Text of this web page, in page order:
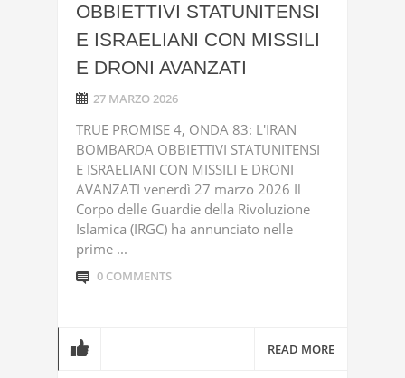
OBBIETTIVI STATUNITENSI
E ISRAELIANI CON MISSILI
E DRONI AVANZATI
27 MARZO 2026
TRUE PROMISE 4, ONDA 83: L'IRAN
BOMBARDA OBBIETTIVI STATUNITENSI
E ISRAELIANI CON MISSILI E DRONI
AVANZATI venerdì 27 marzo 2026 Il
Corpo delle Guardie della Rivoluzione
Islamica (IRGC) ha annunciato nelle
prime ...
0 COMMENTS
READ MORE